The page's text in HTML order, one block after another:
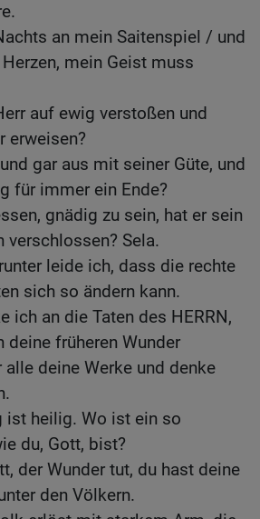
an mein Saitenspiel / und
mein Geist muss
auf ewig verstoßen und
erweisen?
gar aus mit seiner Güte, und
für immer ein Ende?
gnädig zu sein, hat er sein
verschlossen? Sela.
leide ich, dass die rechte
sich so ändern kann.
ich an die Taten des HERRN,
deine früheren Wunder
alle deine Werke und denke
ist heilig. Wo ist ein so
du, Gott, bist?
der Wunder tut, du hast deine
den Völkern.